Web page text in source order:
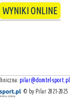
WYNIKI ONLINE
pilar@domtel-sport.pl
© by Pilar 2021-2025